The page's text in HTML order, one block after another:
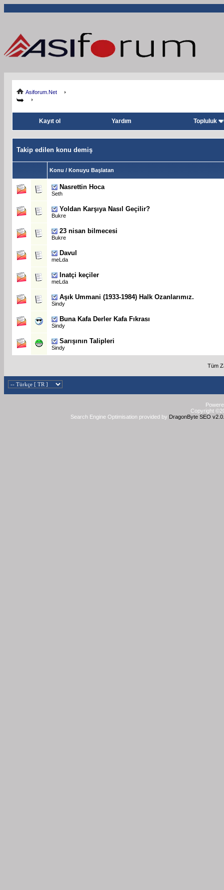
Asiforum.Net
Kayıt ol Yardım Topluluk
Takip edilen konu demiş
Konu / Konuyu Başlatan
Nasrettin Hoca
Seth
Yoldan Karşıya Nasıl Geçilir?
Bukre
23 nisan bilmecesi
Bukre
Davul
meLda
Inatçi keçiler
meLda
Aşık Ummani (1933-1984) Halk Ozanlarımız.
Sindy
Buna Kafa Derler Kafa Fıkrası
Sindy
Sarışının Talipleri
Sindy
Tüm
Copyright
Search Engine Optimisation provided by DragonByte SEO